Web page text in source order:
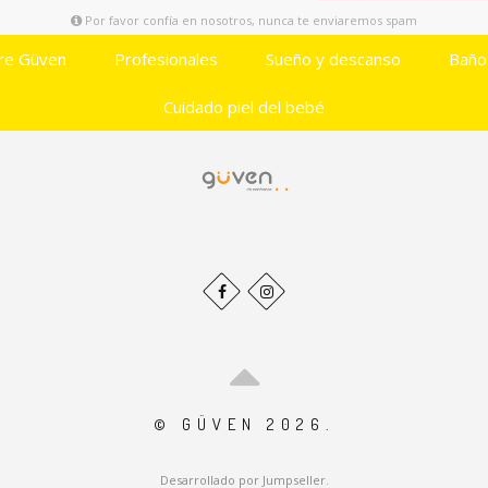
Por favor confía en nosotros, nunca te enviaremos spam
Güven Profesionales Sueño y descanso
Cuidado piel del bebé
© GÜVEN 2026.
Desarrollado por Jumpseller.